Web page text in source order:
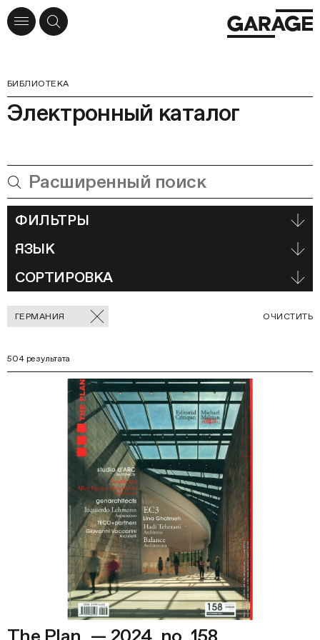
БИБЛИОТЕКА
Электронный каталог
ФИЛЬТРЫ
ЯЗЫК
СОРТИРОВКА
Отмеченные
фильтры
ГЕРМАНИЯ ОЧИСТИТЬ
504 результата
The Plan. — 2024. no. 158